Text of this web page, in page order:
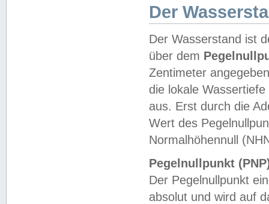
Der
Der Wasserstand ist
über dem
Zentimeter
die lokale
aus. Erst durch die
Wert des
Normalhöhennull
Pegelnullpunkt
Der Pegelnullpunkt
absolut und wird auf